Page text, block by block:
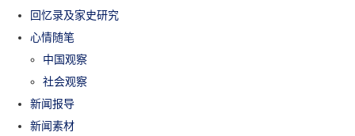
回忆录及家史研究
心情随笔
中国观察
社会观察
新闻报导
新闻素材